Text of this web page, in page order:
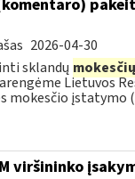
2026-04-30
sklandų mokesčių
Lietuvos
mokesčio įstatymo
viršininko